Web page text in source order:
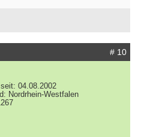
# 10
04.08.2002
Nordrhein-Westfalen